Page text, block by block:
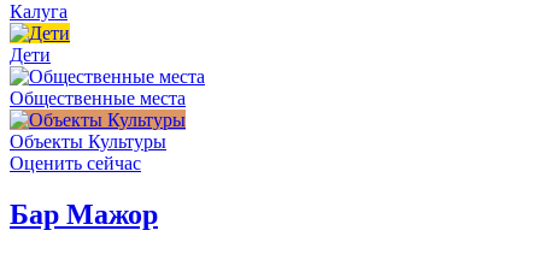
Калуга
Дети
Общественные места
Объекты Культуры
Оценить сейчас
Бар Мажор